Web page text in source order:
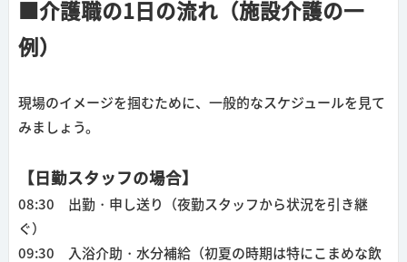
■介護職の1日の流れ（施設介護の一
例）
現場のイメージを掴むために、一般的なスケジュールを見て
みましょう。
【日勤スタッフの場合】
08:30 出勤・申し送り
（夜勤スタッフから状況を引き継
ぐ）
09:30 入浴介助・水分補給（初夏の時期は特にこまめな飲